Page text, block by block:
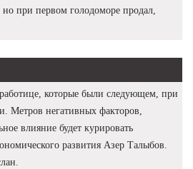
при первом голодоморе продал,
которые были следующем, при
Метров негативных факторов,
влияние будет курировать
развития Азер Талыбов.